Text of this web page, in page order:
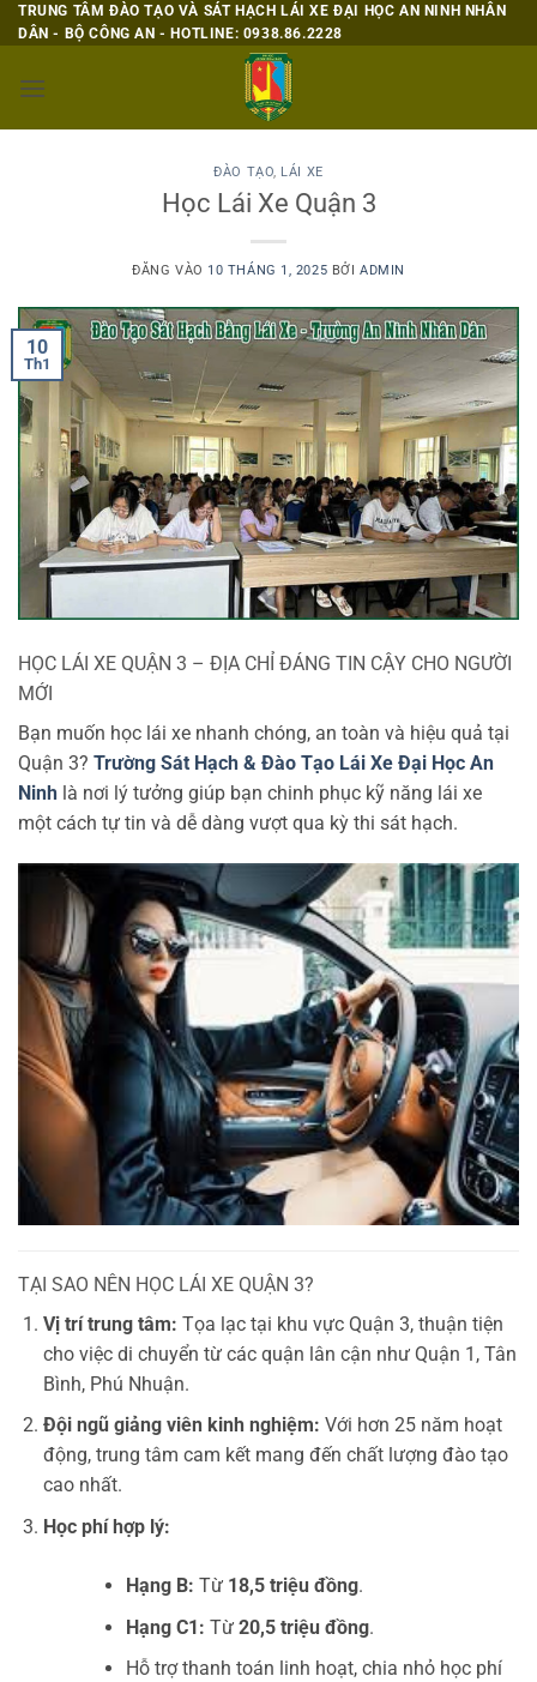
Bỏ
qua
dung
TRUNG TÂM ĐÀO TẠO VÀ SÁT HẠCH LÁI XE ĐẠI HỌC AN NINH NHÂN
DÂN - BỘ CÔNG AN - HOTLINE: 0938.86.2228
ĐÀO TẠO, LÁI XE
Học Lái Xe Quận 3
ĐĂNG VÀO 10 THÁNG 1, 2025 BỞI ADMIN
10
Th1
HỌC LÁI XE QUẬN 3 – ĐỊA CHỈ ĐÁNG TIN CẬY CHO NGƯỜI
MỚI
Bạn muốn học lái xe nhanh chóng, an toàn và hiệu quả tại
Quận 3? Trường Sát Hạch & Đào Tạo Lái Xe Đại Học An
Ninh là nơi lý tưởng giúp bạn chinh phục kỹ năng lái xe
một cách tự tin và dễ dàng vượt qua kỳ thi sát hạch.
TẠI SAO NÊN HỌC LÁI XE QUẬN 3?
Vị trí trung tâm: Tọa lạc tại khu vực Quận 3, thuận tiện
cho việc di chuyển từ các quận lân cận như Quận 1, Tân
Bình, Phú Nhuận.
Đội ngũ giảng viên kinh nghiệm: Với hơn 25 năm hoạt
động, trung tâm cam kết mang đến chất lượng đào tạo
cao nhất.
Học phí hợp lý:
Hạng B: Từ 18,5 triệu đồng.
Hạng C1: Từ 20,5 triệu đồng.
Hỗ trợ thanh toán linh hoạt, chia nhỏ học phí